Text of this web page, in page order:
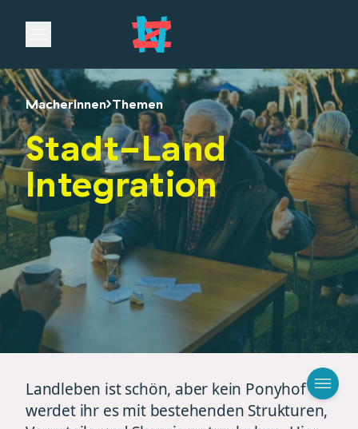
Open main menu
Macherinnen Themen
Stadt-Land
Integration
Landleben ist schön, aber kein Ponyhof. So
werdet ihr es mit bestehenden Strukturen,